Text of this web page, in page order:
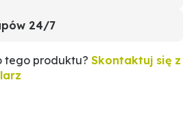
24/7
tego produktu? Skontaktuj się z